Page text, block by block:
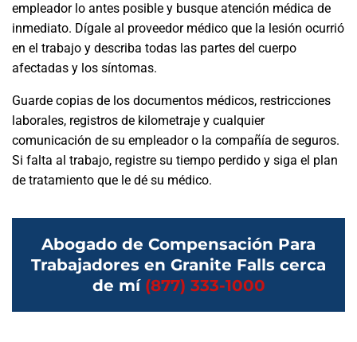
empleador lo antes posible y busque atención médica de
inmediato. Dígale al proveedor médico que la lesión ocurrió
en el trabajo y describa todas las partes del cuerpo
afectadas y los síntomas.
Guarde copias de los documentos médicos, restricciones
laborales, registros de kilometraje y cualquier
comunicación de su empleador o la compañía de seguros.
Si falta al trabajo, registre su tiempo perdido y siga el plan
de tratamiento que le dé su médico.
Abogado de Compensación Para
Trabajadores en Granite Falls cerca
de mí (877) 333-1000